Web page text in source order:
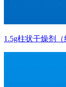
1.5g柱状干燥剂（